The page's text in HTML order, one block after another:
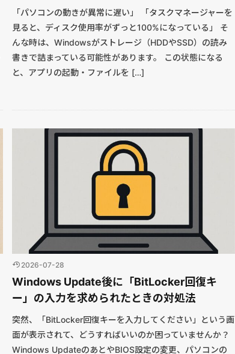
「パソコンの動きが異常に遅い」 「タスクマネージャーを
見ると、ディスク使用率がずっと100%になっている」 そ
んな時は、Windowsがストレージ（HDDやSSD）の読み
書きで詰まっている可能性があります。 この状態になる
と、アプリの起動・ファイルを […]
2026-07-28
Windows Update後に「BitLocker回復キ
ー」の入力を求められたときの対処法
突然、「BitLocker回復キーを入力してください」という画
面が表示されて、どうすればいいのか困っていませんか？
Windows UpdateのあとやBIOS設定の変更、パソコンの